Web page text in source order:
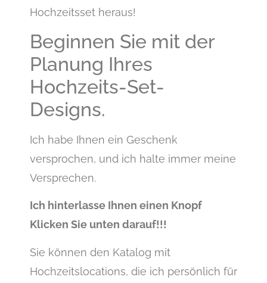
Hochzeitsset heraus!
Beginnen Sie mit der
Planung Ihres
Hochzeits-Set-
Designs.
Ich habe Ihnen ein Geschenk
versprochen, und ich halte immer meine
Versprechen.
Ich hinterlasse Ihnen einen Knopf
Klicken Sie unten darauf!!!
Sie können den Katalog mit
Hochzeitslocations, die ich persönlich für